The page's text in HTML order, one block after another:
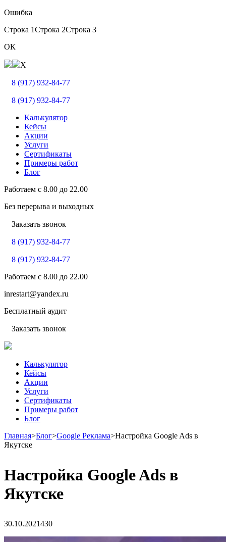
Ошибка
Строка 1Строка 2Строка 3
ОК
X
8 (917) 932-84-77
8 (917) 932-84-77
Калькулятор
Кейсы
Акции
Услуги
Сертификаты
Примеры работ
Блог
Работаем с 8.00 до 22.00
Без перерыва и выходных
Заказать звонок
8 (917) 932-84-77
8 (917) 932-84-77
Работаем с 8.00 до 22.00
inrestart@yandex.ru
Бесплатный аудит
Заказать звонок
Калькулятор
Кейсы
Акции
Услуги
Сертификаты
Примеры работ
Блог
Главная>Блог>Google Реклама>Настройка Google Ads в
Якутске
Настройка Google Ads в
Якутске
30.10.2021430